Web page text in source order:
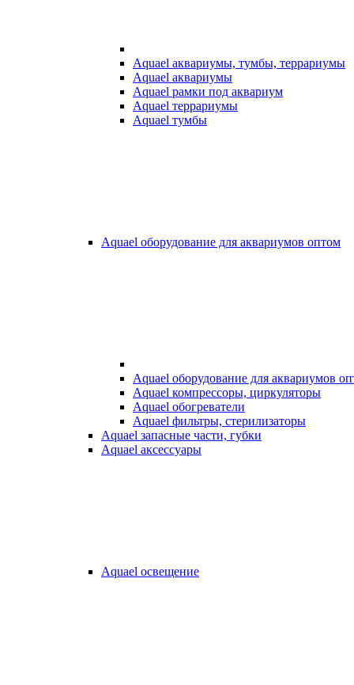
Aquael аквариумы, тумбы, террариумы
Aquael аквариумы
Aquael рамки под аквариум
Aquael террариумы
Aquael тумбы
Aquael оборудование для аквариумов оптом
Aquael оборудование для аквариумов
Aquael компрессоры, циркуляторы
Aquael обогреватели
Aquael фильтры, стерилизаторы
Aquael запасные части, губки
Aquael аксессуары
Aquael освещение